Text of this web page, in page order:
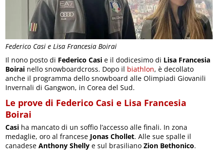
Federico Casi e Lisa Francesia Boirai
Il nono posto di Federico Casi e il dodicesimo di Lisa Francesia
Boirai nello snowboardcross. Dopo il biathlon, è decollato
anche il programma dello snowboard alle Olimpiadi Giovanili
Invernali di Gangwon, in Corea del Sud.
Le prove di Federico Casi e Lisa Francesia
Boirai
Casi ha mancato di un soffio l’accesso alle finali. In zona
medaglie, oro al francese Jonas Chollet. Alle sue spalle il
canadeseAnthony Shelly e sul brasilianoZion Bethonico.